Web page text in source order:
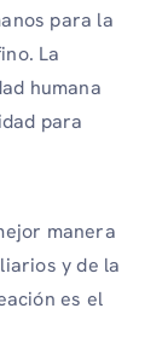
para la
La
humana
para
manera
y de la
es el